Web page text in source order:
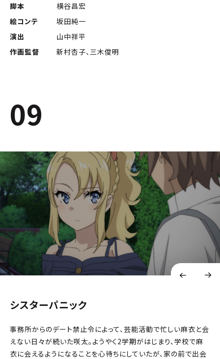
脚本
横谷昌宏
絵コンテ
坂田純一
演出
山中祥平
作画監督
新村杏子、三木俊明
09
シスターパニック
事務所からのデート禁止令によって、芸能活動で忙しい麻衣と会
えない日々が続いた咲太。ようやく2学期がはじまり、学校で麻
衣に会えるようになることを心待ちにしていたが、家の前で出会